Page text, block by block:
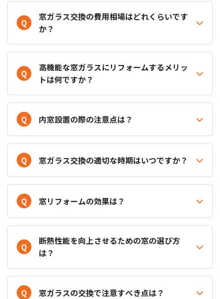
Q
窓ガラス交換の費用相場はどれくらいです
か？
Q
高機能な窓ガラスにリフォームするメリッ
トは何ですか？
Q 内窓設置の際の注意点は？
Q 窓ガラス交換の適切な時期はいつですか？
Q 窓リフォームの効果は？
Q
断熱性能を向上させるための窓の選び方
は？
Q 窓ガラスの交換で注意すべき点は？